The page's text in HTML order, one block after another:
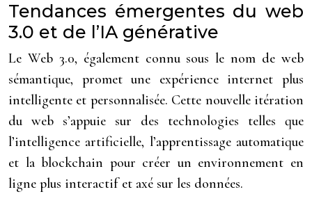
Tendances émergentes du web
3.0 et de l’IA générative
Le Web 3.0, également connu sous le nom de web
sémantique, promet une expérience internet plus
intelligente et personnalisée. Cette nouvelle itération
du web s’appuie sur des technologies telles que
l’intelligence artificielle, l’apprentissage automatique
et la blockchain pour créer un environnement en
ligne plus interactif et axé sur les données.